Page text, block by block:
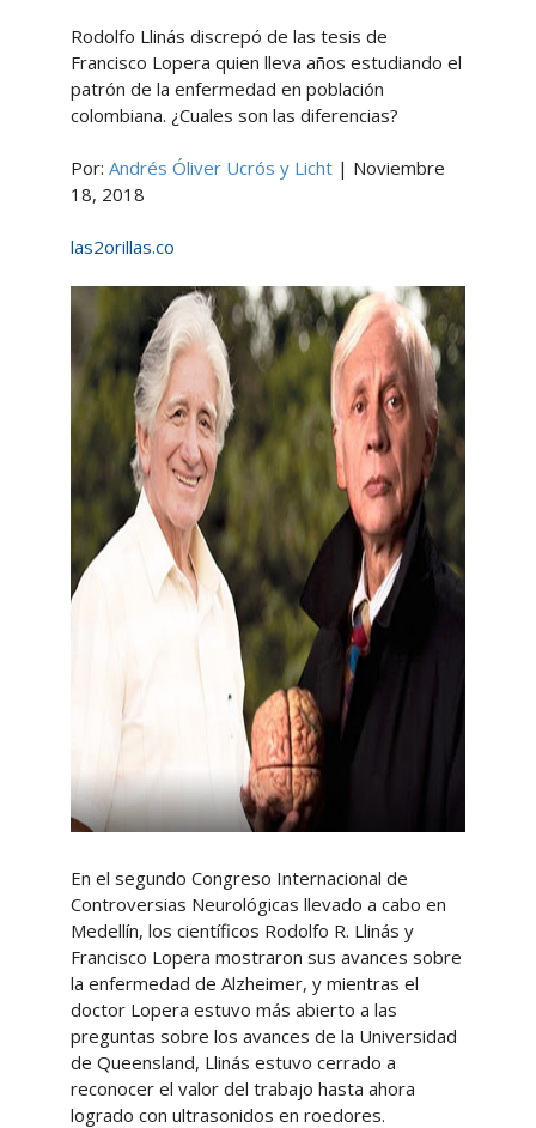
Rodolfo Llinás discrepó de las tesis de
Francisco Lopera quien lleva años estudiando el
patrón de la enfermedad en población
colombiana. ¿Cuales son las diferencias?
Por: Andrés Óliver Ucrós y Licht | Noviembre
18, 2018
las2orillas.co
En el segundo Congreso Internacional de
Controversias Neurológicas llevado a cabo en
Medellín, los científicos Rodolfo R. Llinás y
Francisco Lopera mostraron sus avances sobre
la enfermedad de Alzheimer, y mientras el
doctor Lopera estuvo más abierto a las
preguntas sobre los avances de la Universidad
de Queensland, Llinás estuvo cerrado a
reconocer el valor del trabajo hasta ahora
logrado con ultrasonidos en roedores.